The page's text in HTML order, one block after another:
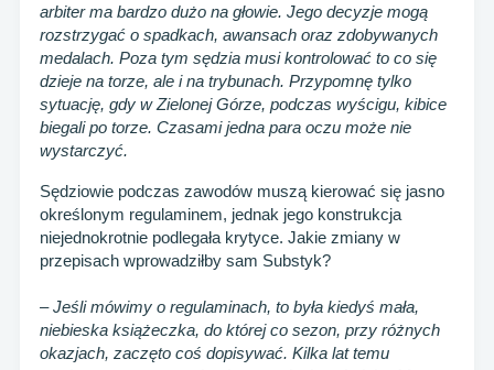
arbiter ma bardzo dużo na głowie. Jego decyzje mogą
rozstrzygać o spadkach, awansach oraz zdobywanych
medalach. Poza tym sędzia musi kontrolować to co się
dzieje na torze, ale i na trybunach. Przypomnę tylko
sytuację, gdy w Zielonej Górze, podczas wyścigu, kibice
biegali po torze. Czasami jedna para oczu może nie
wystarczyć.
Sędziowie podczas zawodów muszą kierować się jasno
określonym regulaminem, jednak jego konstrukcja
niejednokrotnie podlegała krytyce. Jakie zmiany w
przepisach wprowadziłby sam Substyk?
– Jeśli mówimy o regulaminach, to była kiedyś mała,
niebieska książeczka, do której co sezon, przy różnych
okazjach, zaczęto coś dopisywać. Kilka lat temu